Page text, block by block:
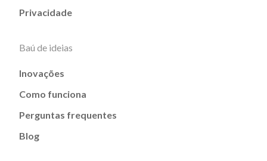
Privacidade
Baú de ideias
Inovações
Como funciona
Perguntas frequentes
Blog